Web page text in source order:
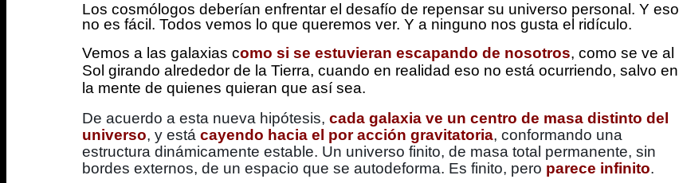
Los cosmólogos deberían enfrentar el desafío de repensar su universo personal. Y eso
no es fácil. Todos vemos lo que queremos ver. Y a ninguno nos gusta el ridículo.
Vemos a las galaxias como si se estuvieran escapando de nosotros, como se ve al
Sol girando alrededor de la Tierra, cuando en realidad eso no está ocurriendo, salvo en
la mente de quienes quieran que así sea.
De acuerdo a esta nueva hipótesis, cada galaxia ve un centro de masa distinto del
universo, y está cayendo hacia el por acción gravitatoria, conformando una
estructura dinámicamente estable. Un universo finito, de masa total permanente, sin
bordes externos, de un espacio que se autodeforma. Es finito, pero parece infinito.